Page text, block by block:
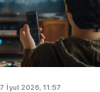
İyul 2026, 11:57